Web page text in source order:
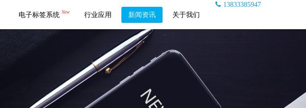
13833385947
电子标签系统 New 行业应用 新闻资讯 关于我们